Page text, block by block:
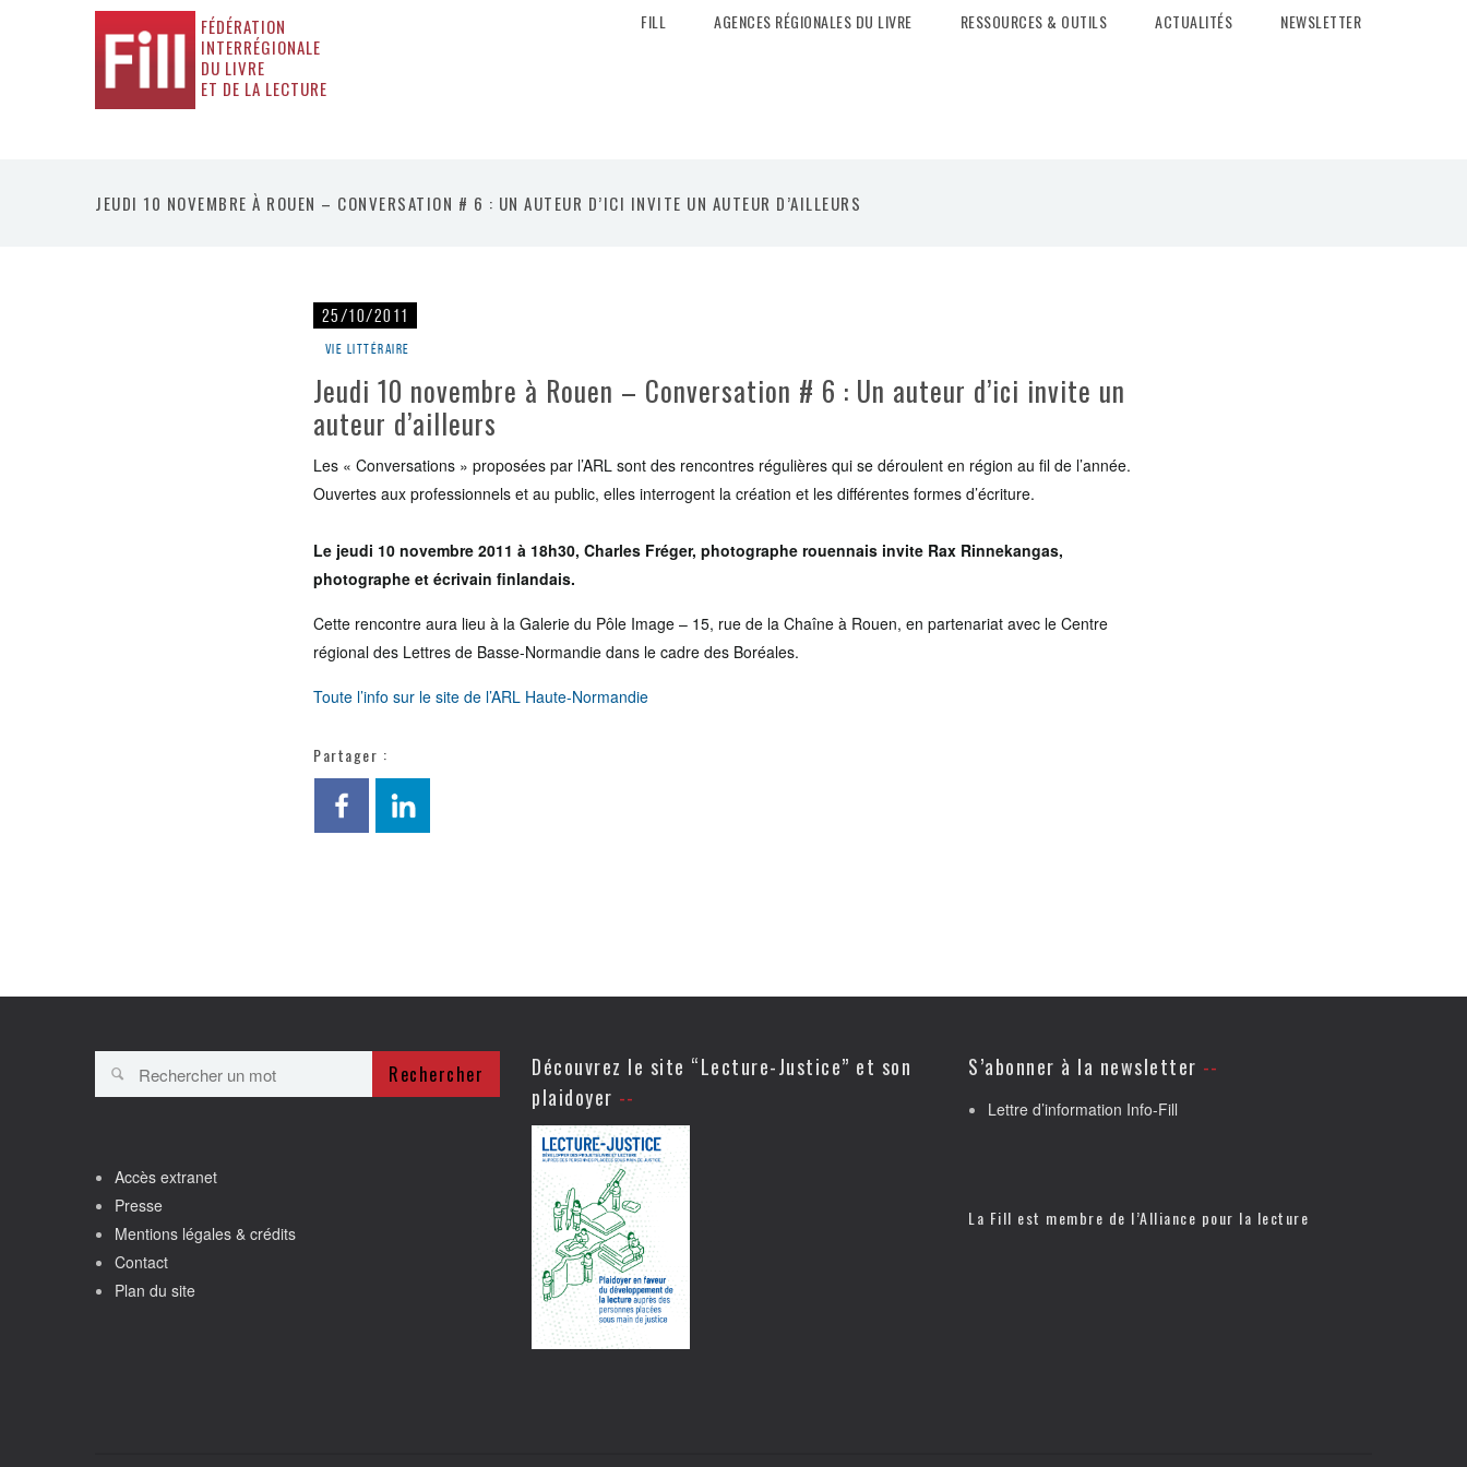
FÉDÉRATION
INTERRÉGIONALE
DU LIVRE
ET DE LA LECTURE
FILL AGENCES RÉGIONALES DU LIVRE RESSOURCES & OUTILS ACTUALITÉS NEWSLETTER
JEUDI 10 NOVEMBRE À ROUEN – CONVERSATION # 6 : UN AUTEUR D’ICI INVITE UN AUTEUR D’AILLEURS
25/10/2011
Vie littéraire
Jeudi 10 novembre à Rouen – Conversation # 6 : Un auteur d’ici invite un
auteur d’ailleurs
Les « Conversations » proposées par l’ARL sont des rencontres régulières qui se déroulent en région au fil de l’année.
Ouvertes aux professionnels et au public, elles interrogent la création et les différentes formes d’écriture.
Le jeudi 10 novembre 2011 à 18h30, Charles Fréger, photographe rouennais invite Rax Rinnekangas,
photographe et écrivain finlandais.
Cette rencontre aura lieu à la Galerie du Pôle Image – 15, rue de la Chaîne à Rouen, en partenariat avec le Centre
régional des Lettres de Basse-Normandie dans le cadre des Boréales.
Toute l’info sur le site de l’ARL Haute-Normandie
Partager :
Rechercher
Accès extranet
Presse
Mentions légales & crédits
Contact
Plan du site
Découvrez le site “Lecture-Justice” et son
plaidoyer
S’abonner à la newsletter
Lettre d’information Info-Fill
La Fill est membre de l’Alliance pour la lecture